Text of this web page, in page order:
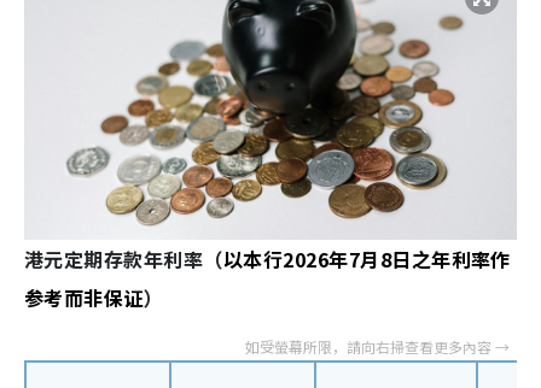
港元定期存款年利率（以本行2026年7月8日之年利率作
参考而非保证）